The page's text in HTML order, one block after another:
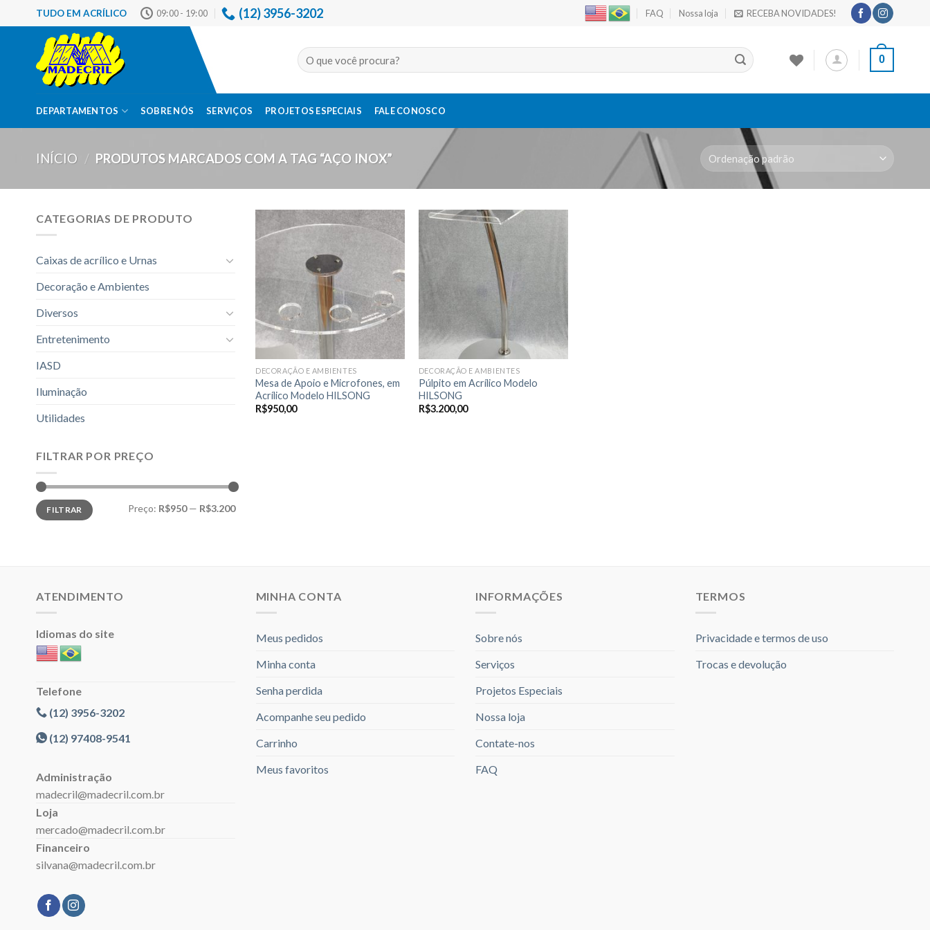
to
TUDO EM ACRÍLICO 09:00 - 19:00 (12) 3956-3202 FAQ Nossa loja RECEBA NOVIDADES!
Pesquisar
por:
0
DEPARTAMENTOS SOBRE NÓS SERVIÇOS PROJETOS ESPECIAIS FALE CONOSCO
INÍCIO / PRODUTOS MARCADOS COM A TAG “AÇO INOX”
CATEGORIAS DE PRODUTO
Caixas de acrílico e Urnas
Decoração e Ambientes
Diversos
Entretenimento
IASD
Iluminação
Utilidades
FILTRAR POR PREÇO
Preço
mínimo
Preço
máximo
FILTRAR Preço: R$950— R$3.200
Adicionar
desejos
DECORAÇÃO E AMBIENTES
Mesa de Apoio e Microfones, em
Acrílico Modelo HILSONG
R$950,00
Adicionar
DECORAÇÃO E AMBIENTES
Púlpito em Acrílico Modelo
HILSONG
R$3.200,00
ATENDIMENTO
Idiomas do site
Telefone
(12) 3956-3202
(12) 97408-9541
Administração
madecril@madecril.com.br
Loja
mercado@madecril.com.br
Financeiro
silvana@madecril.com.br
MINHA CONTA
Meus pedidos
Minha conta
Senha perdida
Acompanhe seu pedido
Carrinho
Meus favoritos
INFORMAÇÕES
Sobre nós
Serviços
Projetos Especiais
Nossa loja
Contate-nos
FAQ
TERMOS
Privacidade e termos de uso
Trocas e devolução